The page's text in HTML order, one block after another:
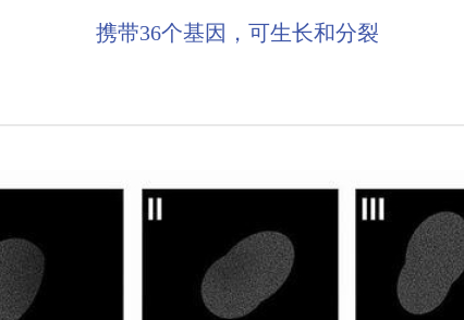
携带36个基因，可生长和分裂